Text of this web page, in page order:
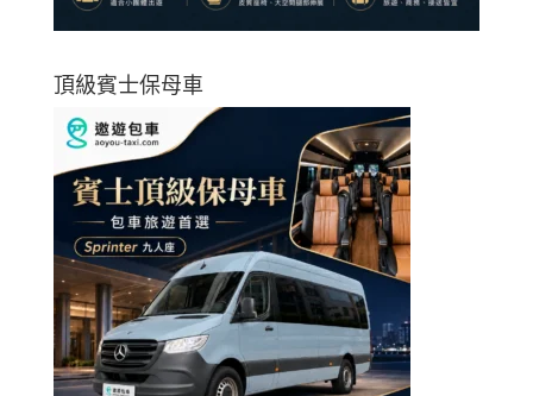
頂級賓士保母車